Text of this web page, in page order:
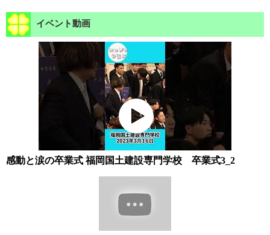
イベント動画
感動と涙の卒業式 福岡国土建設専門学校 卒業式3_2